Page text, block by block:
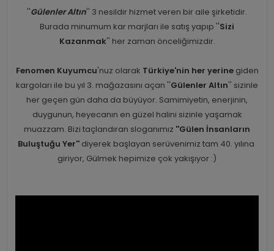
''Gülenler Altın'' 3 nesildir hizmet veren bir aile şirketidir.
Burada minumum kar marjları ile satış yapıp ''Sizi
Kazanmak'' her zaman önceliğimizdir.
Fenomen Kuyumcu'nuz olarak Türkiye'nin her yerinegiden
kargoları ile bu yıl 3. mağazasını açan ''Gülenler Altın'' sizinle
her geçen gün daha da büyüyor. Samimiyetin, enerjinin,
duygunun, heyecanın en güzel halini sizinle yaşamak
muazzam. Bizi taçlandıran sloganımız ''Gülen İnsanların
Buluştuğu Yer'' diyerek başlayan serüvenimiz tam 40. yılına
giriyor, Gülmek hepimize çok yakışıyor :)